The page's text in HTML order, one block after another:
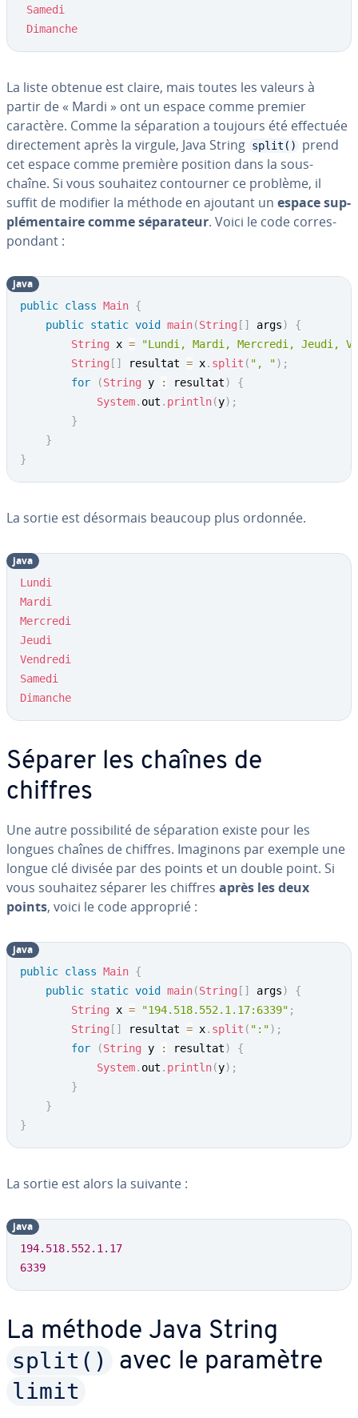
Samedi
Dimanche
La liste obtenue est claire, mais toutes les valeurs à
partir de « Mardi » ont un espace comme premier
caractère. Comme la sé­pa­ra­tion a toujours été effectuée
di­rec­te­ment après la virgule, Java String split()
prend
cet espace comme première position dans la sous-
chaîne. Si vous souhaitez con­tour­ner ce problème, il
suffit de modifier la méthode en ajoutant un espace sup­
plé­men­taire comme sé­pa­ra­teur. Voici le code cor­res­
pon­dant :
public class Main {
public static void main(String [ ] args)
{
String x =
"Lundi, Mardi, Mercredi, Jeudi,
String [ ] resultat = x. split ( ", ") ;
for
(String y : resultat)
{
System. out . println(y) ;
}
}
}
java
La sortie est désormais beaucoup plus ordonnée.
Lundi
Mardi
Mercredi
Jeudi
Vendredi
Samedi
Dimanche
java
Séparer les chaînes de
chiffres
Une autre pos­si­bi­lité de sé­pa­ra­tion existe pour les
longues chaînes de chiffres. Imaginons par exemple une
longue clé divisée par des points et un double point. Si
vous souhaitez séparer les chiffres après les deux
points, voici le code approprié :
public class Main {
public static void main(String [ ] args)
{
String x = "194.518.552.1.17:6339" ;
String [ ] resultat = x. split ( ":") ;
for
(String y : resultat)
{
System. out . println(y) ;
}
}
}
java
La sortie est alors la suivante :
194.518.552.1 .17
6339
java
La méthode Java String
split() avec le paramètre
limit